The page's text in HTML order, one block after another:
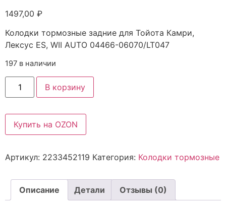
1497,00 ₽
Колодки тормозные задние для Тойота Камри,
Лексус ES, WII AUTO 04466-06070/LT047
197 в наличии
В корзину
Купить на OZON
Артикул: 2233452119 Категория: Колодки тормозные
Описание Детали Отзывы (0)